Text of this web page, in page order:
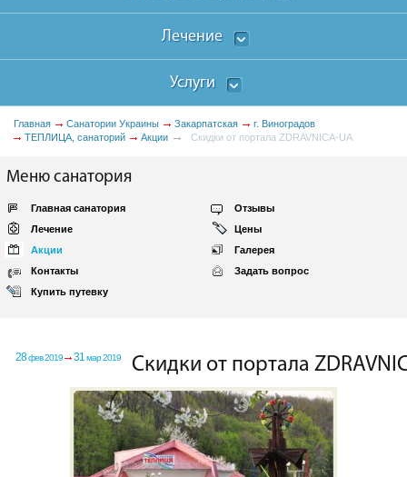
Лечение
Услуги
Главная Санатории Украины Закарпатская
г. Виноградов
ТЕПЛИЦА, санаторий
Акции Скидки от портала ZDRAVNICA-UA
Меню санатория
Главная санатория
Отзывы
Лечение
Цены
Акции
Галерея
Контакты
Задать вопрос
Купить путевку
28фев 2019 31мар 2019 Скидки от портала